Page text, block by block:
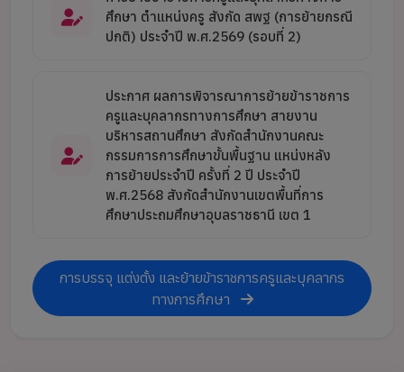
ศึกษา ตำแหน่งครู สังกัด สพฐ (การย้ายกรณี
ปกติ) ประจำปี พ.ศ.2569 (รอบที่ 2)
ประกาศ ผลการพิจารณาการย้ายข้าราชการ
ครูและบุคลากรทางการศึกษา สายงาน
บริหารสถานศึกษา สังกัดสำนักงานคณะ
กรรมการการศึกษาขั้นพื้นฐาน แหน่งหลัง
การย้ายประจำปี ครั้งที่ 2 ปี ประจำปี
พ.ศ.2568 สังกัดสำนักงานเขตพื้นที่การ
ศึกษาประถมศึกษาอุบลราชธานี เขต 1
การบรรจุ แต่งตั้ง และย้ายข้าราชการครูและบุคลากร
ทางการศึกษา